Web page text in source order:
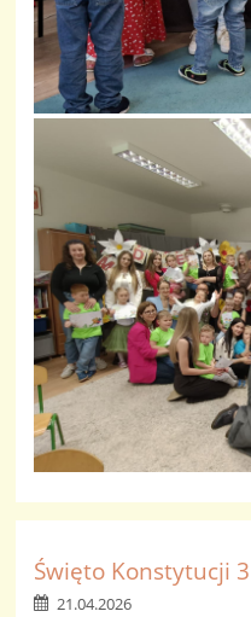
Święto Konstytucji
21.04.2026